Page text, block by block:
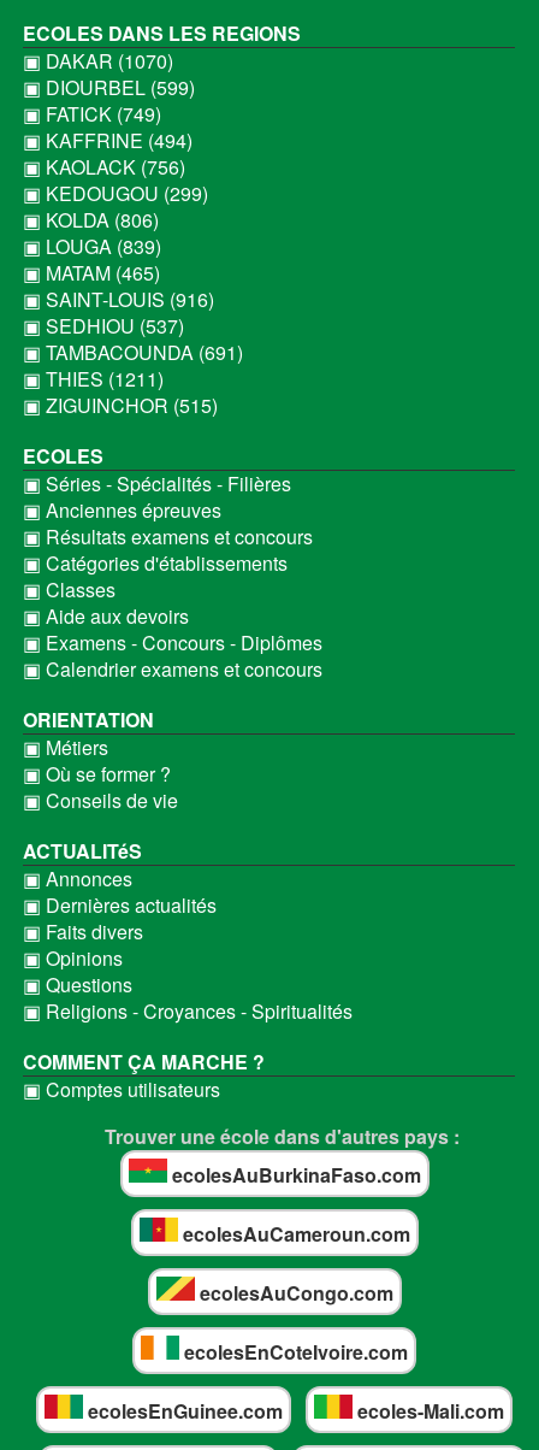
ECOLES DANS LES REGIONS
▣ DAKAR (1070)
▣ DIOURBEL (599)
▣ FATICK (749)
▣ KAFFRINE (494)
▣ KAOLACK (756)
▣ KEDOUGOU (299)
▣ KOLDA (806)
▣ LOUGA (839)
▣ MATAM (465)
▣ SAINT-LOUIS (916)
▣ SEDHIOU (537)
▣ TAMBACOUNDA (691)
▣ THIES (1211)
▣ ZIGUINCHOR (515)
ECOLES
▣ Séries - Spécialités - Filières
▣ Anciennes épreuves
▣ Résultats examens et concours
▣ Catégories d'établissements
▣ Classes
▣ Aide aux devoirs
▣ Examens - Concours - Diplômes
▣ Calendrier examens et concours
ORIENTATION
▣ Métiers
▣ Où se former ?
▣ Conseils de vie
ACTUALITéS
▣ Annonces
▣ Dernières actualités
▣ Faits divers
▣ Opinions
▣ Questions
▣ Religions - Croyances - Spiritualités
COMMENT ÇA MARCHE ?
▣ Comptes utilisateurs
Trouver une école dans d'autres pays :
ecolesAuBurkinaFaso.com
ecolesAuCameroun.com
ecolesAuCongo.com
ecolesEnCoteIvoire.com
ecolesEnGuinee.com ecoles-Mali.com